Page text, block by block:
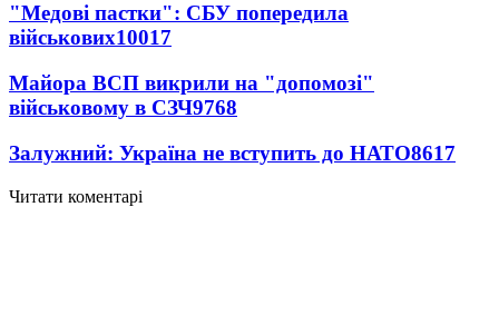
"Медові пастки": СБУ попередила
військових10017
Майора ВСП викрили на "допомозі"
військовому в СЗЧ9768
Залужний: Україна не вступить до НАТО8617
Читати коментарі